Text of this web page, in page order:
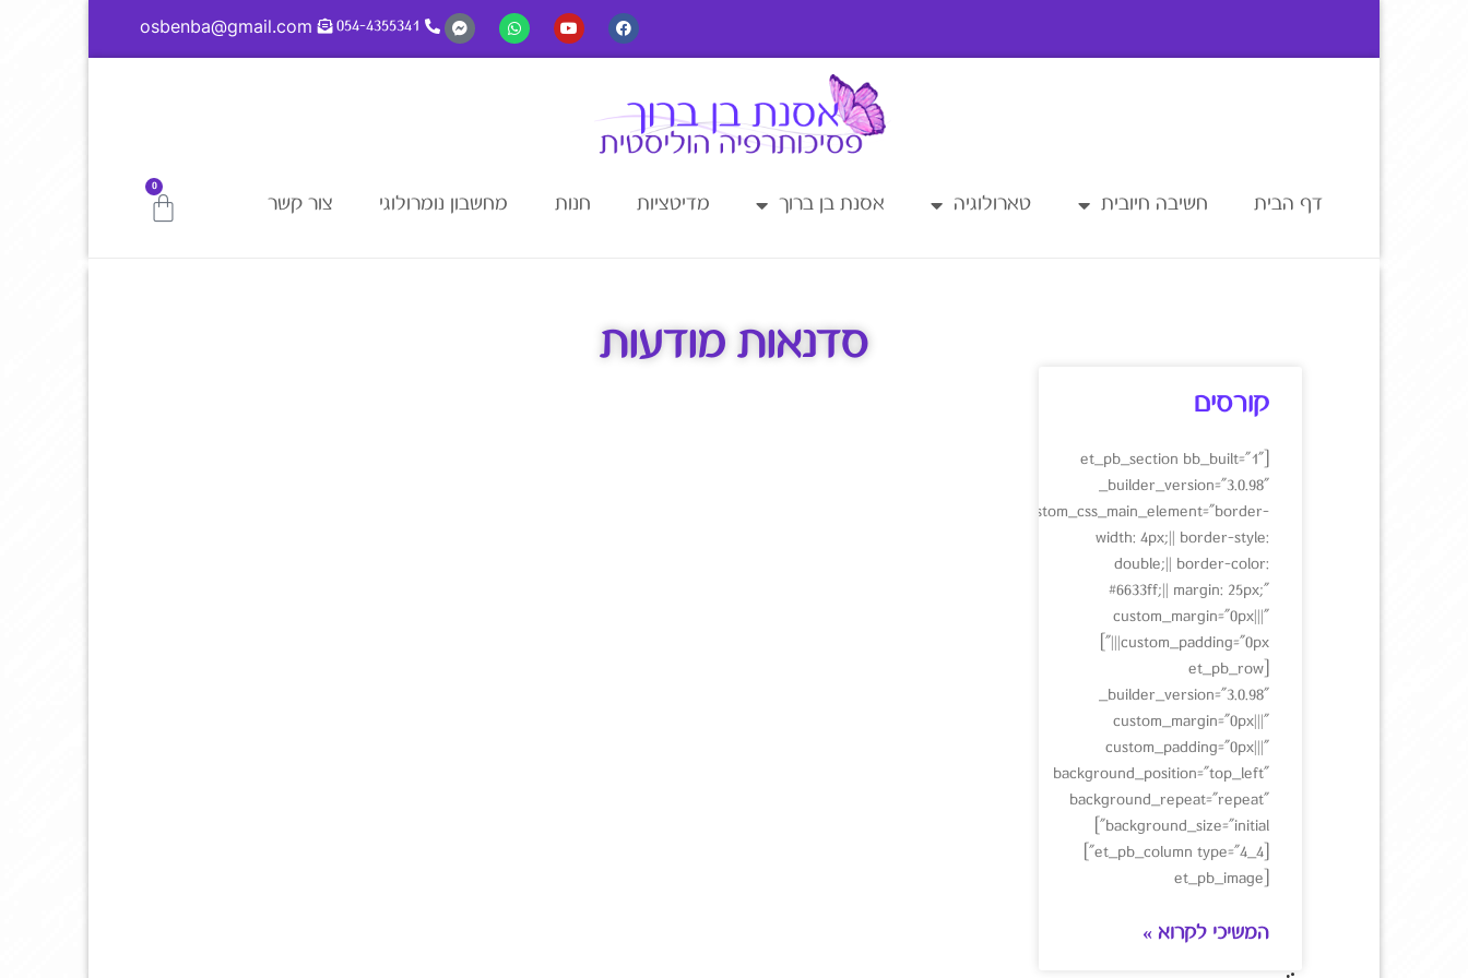
054-4355341
osbenba@gmail.com
דף הבית חשיבה חיובית טארולוגיה אסנת בן ברוך מדיטציות חנות מחשבון נומרולוגי צור קשר
0
סדנאות מודעות
קורסים
[et_pb_section bb_built="1"
_builder_version="3.0.98"
custom_css_main_element="border-
width: 4px;|| border-style:
double;|| border-color:
#6633ff;|| margin: 25px;"
custom_margin="0px|||"
custom_padding="0px|||"]
[et_pb_row
_builder_version="3.0.98"
custom_margin="0px|||"
custom_padding="0px|||"
background_position="top_left"
background_repeat="repeat"
background_size="initial"]
[et_pb_column type="4_4"]
המשיכי לקרוא »